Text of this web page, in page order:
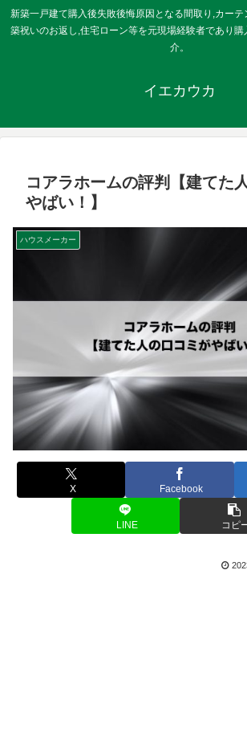
新築一戸建て購入後失敗後悔原因となる間取り,カーテ
築祝いのお返し,住宅ローン等を元現場経験者であり
介。
イエカウカ
コアラホームの評判【建てた
やばい！】
ハウスメーカー
X Facebook
LINE コピ